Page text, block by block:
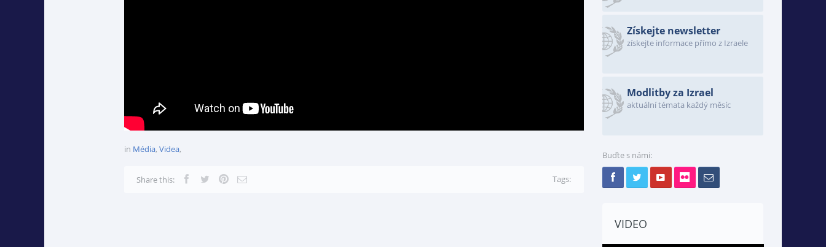
in Média, Videa,
Share this: Tags:
Získejte newsletter
získejte informace přímo z Izraele
Modlitby za Izrael
aktuální témata každý měsíc
Buďte s námi:
VIDEO